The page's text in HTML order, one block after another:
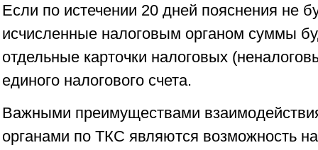
Если по истечении 20 дней пояснения не
исчисленные налоговым органом суммы
отдельные карточки налоговых
единого налогового счета.
Важными преимуществами
органами по ТКС являются возможность